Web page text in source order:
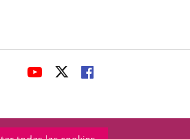
ENLACE
APLICACIÓN
EXTERNA.
ENLACE
APLICACIÓN
EXTERNA.
ENLACE
APLICACIÓN
EXTERNA.